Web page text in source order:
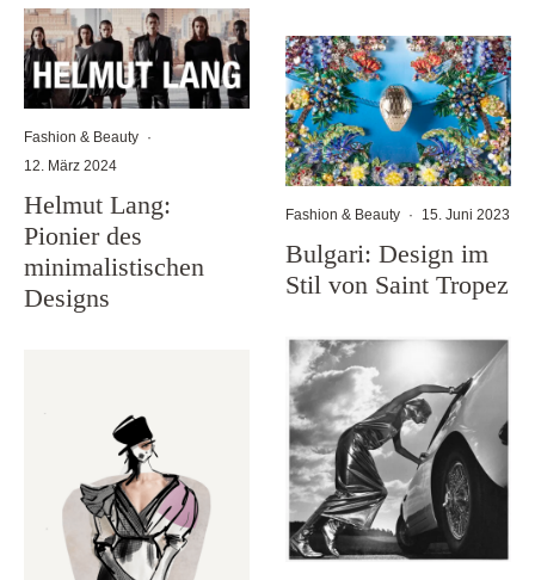
Fashion & Beauty ·
12. März 2024
Helmut Lang:
Pionier des
minimalistischen
Designs
Fashion & Beauty · 15. Juni 2023
Bulgari: Design im
Stil von Saint Tropez